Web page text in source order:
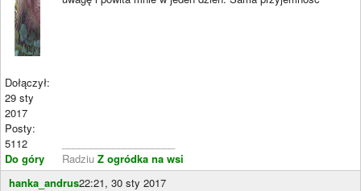
Dołączył:
29 sty
2017
Posty:
5112
Do góry
Radziu Z ogródka na wsi
hanka_andrus22:21, 30 sty 2017